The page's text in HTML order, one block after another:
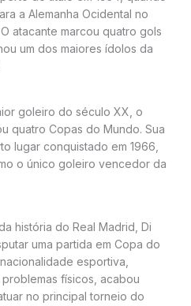
a Alemanha Ocidental no
atacante marcou quatro gols
um dos maiores ídolos da
goleiro do século XX, o
quatro Copas do Mundo. Sua
lugar conquistado em 1966,
o único goleiro vencedor da
história do Real Madrid, Di
uma partida em Copa do
esportiva,
físicos, acabou
no principal torneio do